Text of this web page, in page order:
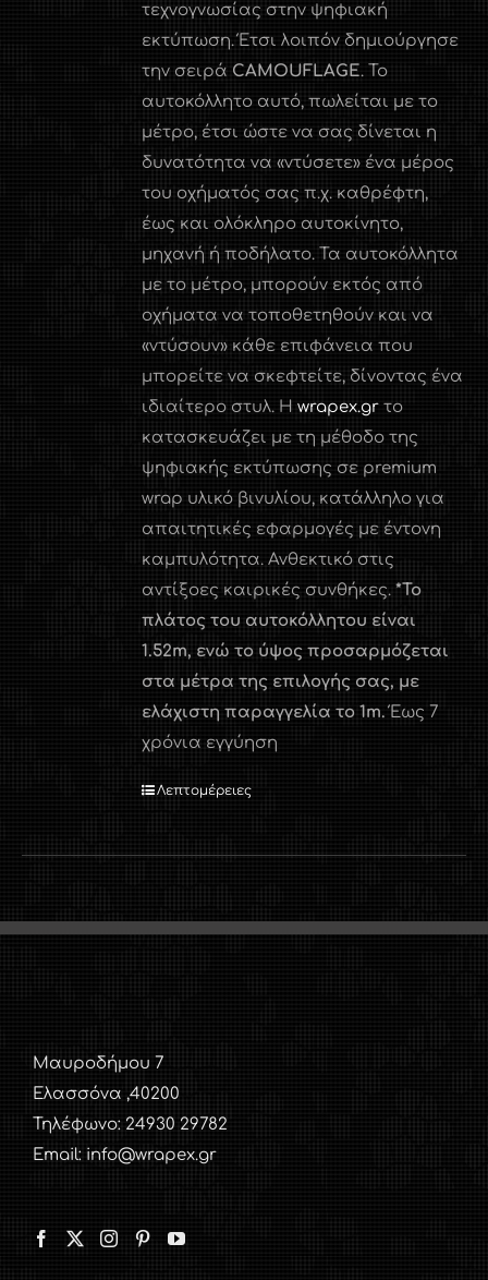
τεχνογνωσίας στην ψηφιακή
εκτύπωση. Έτσι λοιπόν δημιούργησε
την σειρά CAMOUFLAGE. Το
αυτοκόλλητο αυτό, πωλείται με το
μέτρο, έτσι ώστε να σας δίνεται η
δυνατότητα να «ντύσετε» ένα μέρος
του οχήματός σας π.χ. καθρέφτη,
έως και ολόκληρο αυτοκίνητο,
μηχανή ή ποδήλατο. Τα αυτοκόλλητα
με το μέτρο, μπορούν εκτός από
οχήματα να τοποθετηθούν και να
«ντύσουν» κάθε επιφάνεια που
μπορείτε να σκεφτείτε, δίνοντας ένα
ιδιαίτερο στυλ. Ηwrapex.gr το
κατασκευάζει με τη μέθοδο της
ψηφιακής εκτύπωσης σε premium
wrap υλικό βινυλίου, κατάλληλο για
απαιτητικές εφαρμογές με έντονη
καμπυλότητα. Ανθεκτικό στις
αντίξοες καιρικές συνθήκες.*Το
πλάτος του αυτοκόλλητου είναι
1.52m, ενώ το ύψος προσαρμόζεται
στα μέτρα της επιλογής σας, με
ελάχιστη παραγγελία το 1m.Έως 7
χρόνια εγγύηση
Λεπτομέρειες
Μαυροδήμου 7
Ελασσόνα ,40200
Τηλέφωνο: 24930 29782
Email: info@wrapex.gr